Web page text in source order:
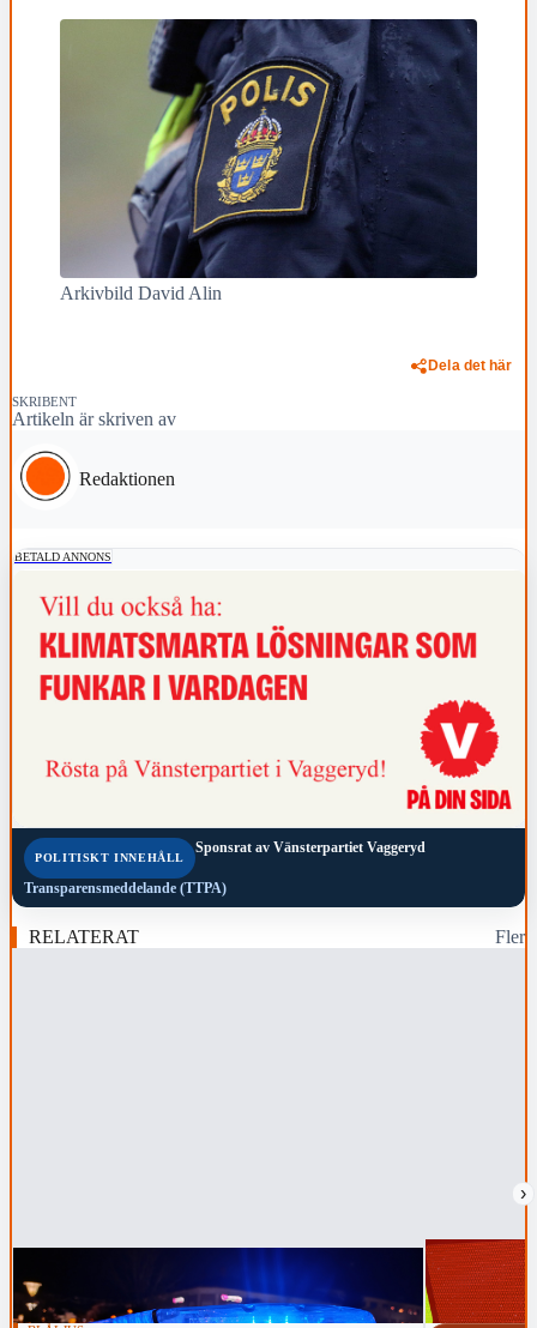
Arkivbild David Alin
Dela det här
SKRIBENT
Artikeln är skriven av
Redaktionen
BETALD ANNONS
POLITISKT INNEHÅLL
Sponsrat av Vänsterpartiet Vaggeryd
Transparensmeddelande (TTPA)
RELATERAT Fler
›